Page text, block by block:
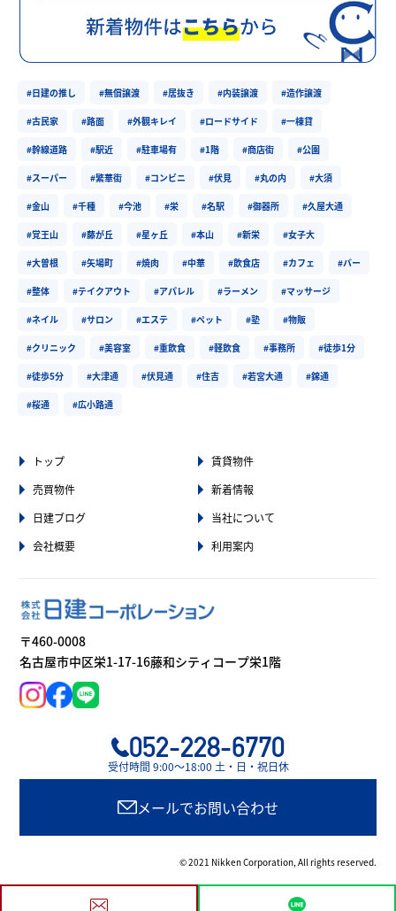
#日建の推し #無償譲渡 #居抜き #内装譲渡 #造作譲渡
#古民家 #路面 #外観キレイ #ロードサイド #一棟貸
#幹線道路 #駅近 #駐車場有 #1階 #商店街 #公園
#スーパー #繁華街 #コンビニ #伏見 #丸の内 #大須
#金山 #千種 #今池 #栄 #名駅 #御器所 #久屋大通
#覚王山 #藤が丘 #星ヶ丘 #本山 #新栄 #女子大
#大曽根 #矢場町 #焼肉 #中華 #飲食店 #カフェ #バー
#整体 #テイクアウト #アパレル #ラーメン #マッサージ
#ネイル #サロン #エステ #ペット #塾 #物販
#クリニック #美容室 #重飲食 #軽飲食 #事務所 #徒歩1分
#徒歩5分 #大津通 #伏見通 #住吉 #若宮大通 #錦通
#桜通 #広小路通
トップ
賃貸物件
売買物件
新着情報
日建ブログ
当社について
会社概要
利用案内
〒460-0008
名古屋市中区栄1-17-16藤和シティコープ栄1階
052-228-6770
受付時間 9:00〜18:00 土・日・祝日休
メールでお問い合わせ
© 2021 Nikken Corporation, All rights reserved.